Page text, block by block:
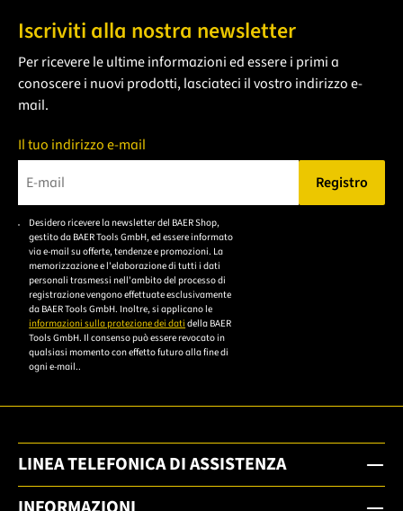
Iscriviti alla nostra newsletter
Per ricevere le ultime informazioni ed essere i primi a
conoscere i nuovi prodotti, lasciateci il vostro indirizzo e-
mail.
Il tuo indirizzo e-mail
Bitte geben Sie eine gültige E-Mail-Adresse ein.
Registro
Desidero ricevere la newsletter del BAER Shop,
gestito da BAER Tools GmbH, ed essere informato
via e-mail su offerte, tendenze e promozioni. La
memorizzazione e l'elaborazione di tutti i dati
personali trasmessi nell'ambito del processo di
registrazione vengono effettuate esclusivamente
da BAER Tools GmbH. Inoltre, si applicano le
informazioni sulla protezione dei dati della BAER
Tools GmbH. Il consenso può essere revocato in
qualsiasi momento con effetto futuro alla fine di
ogni e-mail..
LINEA TELEFONICA DI ASSISTENZA